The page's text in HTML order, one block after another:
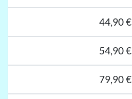
44,90 €
54,90 €
79,90 €